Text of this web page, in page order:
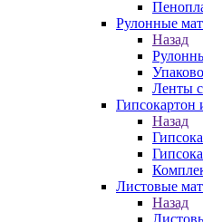
Рулонные
Назад
Ленты
Назад
Листовые
Назад